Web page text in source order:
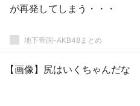
が再発してしまう・・・
地下帝国-AKB48まとめ
【画像】尻はいくちゃんだな